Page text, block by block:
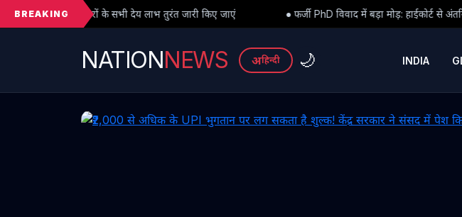
BREAKING
देय लाभ तुरंत जारी किए जाएं ● फर्जी PhD विवाद में बड़ा मोड़: हाईकोर्ट से अंतरिम राहत के बाद 3 असिस्टेंट
NATIONNEWS अहिन्दी 🌙 INDIA